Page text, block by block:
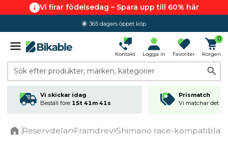
Vi firar födelsedag – Spara upp till 60% här
365 dagars öppet köp
Kontakt Logga in Favoriter
0
Korgen
Sök efter produkter, märken, kategorier
Vi skickar idag
Beställ före 15t 41m 41s
Prismatch
Vi matchar det
Reservdelar Framdrev Shimano race-kompatibla